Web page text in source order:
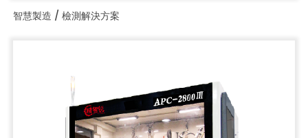
智慧製造 / 檢測解決方案